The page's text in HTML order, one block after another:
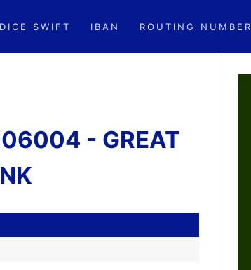
SWIFT IBAN ROUTING NUMBER
- GREAT